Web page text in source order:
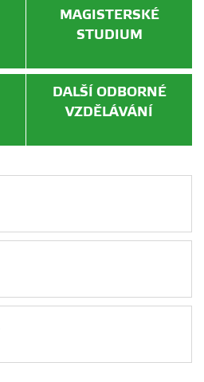
MAGISTERSKÉ
STUDIUM
DALŠÍ ODBORNÉ
VZDĚLÁVÁNÍ